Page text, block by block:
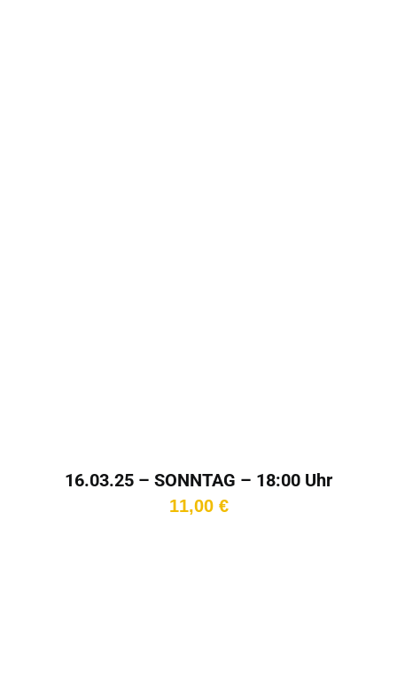
16.03.25 – SONNTAG – 18:00 Uhr
11,00 €